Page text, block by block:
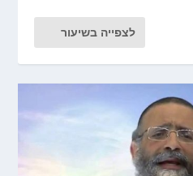
לצפייה בשיעור